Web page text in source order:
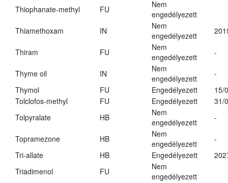
Thiophanate-methyl FU
Nem
engedélyezett
Thiamethoxam
IN
Nem
engedélyezett
Thiram FU
Nem
engedélyezett
-
Thyme oil IN
Nem
engedélyezett
-
Thymol
FU Engedélyezett
15/
Tolclofos-methyl
FU Engedélyezett
31/
Tolpyralate
HB
Nem
engedélyezett
-
Topramezone HB
Nem
engedélyezett
-
Tri-allate
HB Engedélyezett
Triadimenol
FU
Nem
engedélyezett